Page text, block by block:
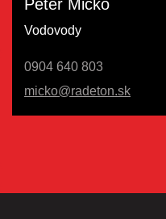
Peter Mičko
Vodovody
0904 640 803
micko@radeton.sk